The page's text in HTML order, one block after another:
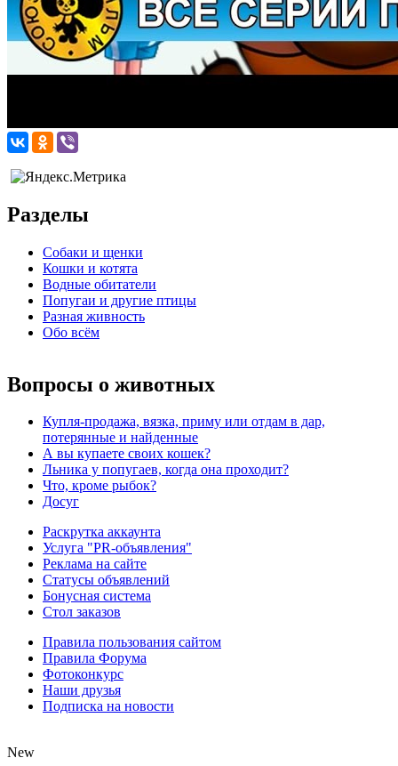
Разделы
Собаки и щенки
Кошки и котята
Водные обитатели
Попугаи и другие птицы
Разная живность
Обо всём
Вопросы о животных
Купля-продажа, вязка, приму или отдам в дар,
потерянные и найденные
А вы купаете своих кошек?
Льника у попугаев, когда она проходит?
Что, кроме рыбок?
Досуг
Раскрутка аккаунта
Услуга "PR-объявления"
Реклама на сайте
Статусы объявлений
Бонусная система
Стол заказов
Правила пользования сайтом
Правила Форума
Фотоконкурс
Наши друзья
Подписка на новости
New